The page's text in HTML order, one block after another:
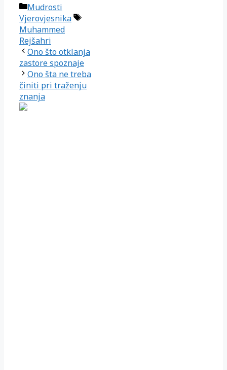
Kategorije
Mudrosti
Vjerovjesnika
Oznake
Muhammed
Rejšahri
Ono što otklanja
zastore spoznaje
Ono šta ne treba
činiti pri traženju
znanja